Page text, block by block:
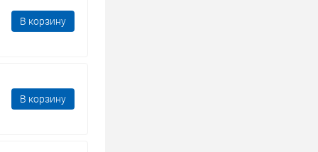
В корзину
В корзину